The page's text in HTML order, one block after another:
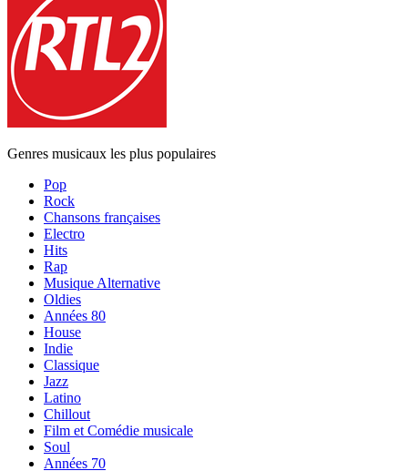
Genres musicaux les plus populaires
Pop
Rock
Chansons françaises
Electro
Hits
Rap
Musique Alternative
Oldies
Années 80
House
Indie
Classique
Jazz
Latino
Chillout
Film et Comédie musicale
Soul
Années 70